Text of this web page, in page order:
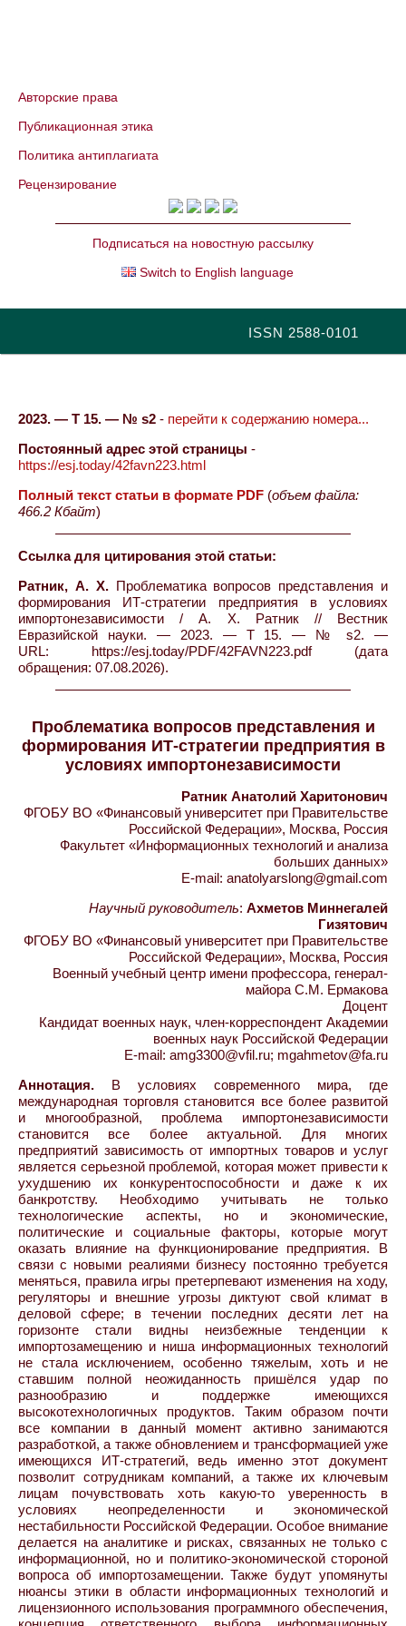
Авторские права
Публикационная этика
Политика антиплагиата
Рецензирование
Подписаться на новостную рассылку
Switch to English language
ISSN 2588-0101
2023. — Т 15. — № s2 - перейти к содержанию номера...
Постоянный адрес этой страницы -
https://esj.today/42favn223.html
Полный текст статьи в формате PDF (объем файла:
466.2 Кбайт)
Ссылка для цитирования этой статьи:
Ратник, А. Х.Проблематика вопросов представления и
формирования ИТ-стратегии предприятия в условиях
импортонезависимости / А. Х. Ратник // Вестник
Евразийской науки. — 2023. — Т 15. — № s2. —
URL: https://esj.today/PDF/42FAVN223.pdf (дата
обращения: 07.08.2026).
Проблематика вопросов представления и
формирования ИТ-стратегии предприятия в
условиях импортонезависимости
Ратник Анатолий Харитонович
ФГОБУ ВО «Финансовый университет при Правительстве
Российской Федерации», Москва, Россия
Факультет «Информационных технологий и анализа
больших данных»
E-mail: anatolyarslong@gmail.com
Научный руководитель: Ахметов Миннегалей
Гизятович
ФГОБУ ВО «Финансовый университет при Правительстве
Российской Федерации», Москва, Россия
Военный учебный центр имени профессора, генерал-
майора С.М. Ермакова
Доцент
Кандидат военных наук, член-корреспондент Академии
военных наук Российской Федерации
E-mail: amg3300@vfil.ru; mgahmetov@fa.ru
Аннотация. В условиях современного мира, где
международная торговля становится все более развитой
и многообразной, проблема импортонезависимости
становится все более актуальной. Для многих
предприятий зависимость от импортных товаров и услуг
является серьезной проблемой, которая может привести к
ухудшению их конкурентоспособности и даже к их
банкротству. Необходимо учитывать не только
технологические аспекты, но и экономические,
политические и социальные факторы, которые могут
оказать влияние на функционирование предприятия. В
связи с новыми реалиями бизнесу постоянно требуется
меняться, правила игры претерпевают изменения на ходу,
регуляторы и внешние угрозы диктуют свой климат в
деловой сфере; в течении последних десяти лет на
горизонте стали видны неизбежные тенденции к
импортозамещению и ниша информационных технологий
не стала исключением, особенно тяжелым, хоть и не
ставшим полной неожиданность пришёлся удар по
разнообразию и поддержке имеющихся
высокотехнологичных продуктов. Таким образом почти
все компании в данный момент активно занимаются
разработкой, а также обновлением и трансформацией уже
имеющихся ИТ-стратегий, ведь именно этот документ
позволит сотрудникам компаний, а также их ключевым
лицам почувствовать хоть какую-то уверенность в
условиях неопределенности и экономической
нестабильности Российской Федерации. Особое внимание
делается на аналитике и рисках, связанных не только с
информационной, но и политико-экономической стороной
вопроса об импортозамещении. Также будут упомянуты
нюансы этики в области информационных технологий и
лицензионного использования программного обеспечения,